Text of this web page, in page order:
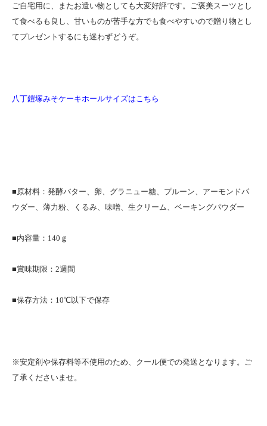
ご自宅用に、またお遣い物としても大変好評です。ご褒美スーツとし
て食べるも良し、甘いものが苦手な方でも食べやすいので贈り物とし
てプレゼントするにも迷わずどうぞ。
八丁鎧塚みそケーキホールサイズはこちら
■原材料：発酵バター、卵、グラニュー糖、プルーン、アーモンドパ
ウダー、薄力粉、くるみ、味噌、生クリーム、ベーキングパウダー
■内容量：140ｇ
■賞味期限：2週間
■保存方法：10℃以下で保存
※安定剤や保存料等不使用のため、クール便での発送となります。ご
了承くださいませ。